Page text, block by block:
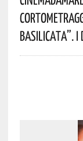
Basilicata”.